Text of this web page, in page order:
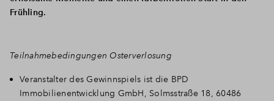
Frühling.
Teilnahmebedingungen Osterverlosung
Veranstalter des Gewinnspiels ist die BPD
Immobilienentwicklung GmbH, Solmsstraße 18, 60486